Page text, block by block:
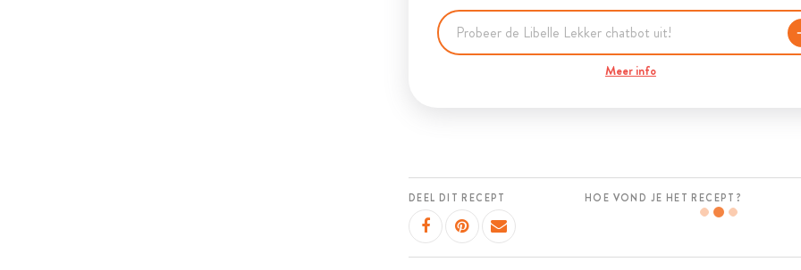
Meer info
DEEL DIT RECEPT HOE VOND JE HET RECEPT?